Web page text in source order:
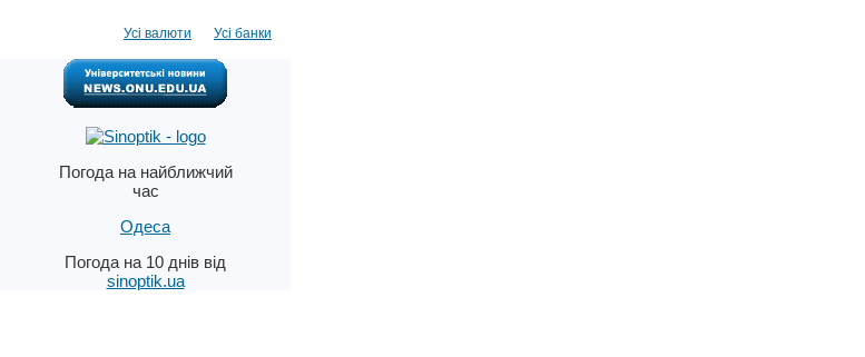
Усі банки
Усі валюти
Погода на найближчий
час
Одеса
Погода на 10 днів від
sinoptik.ua